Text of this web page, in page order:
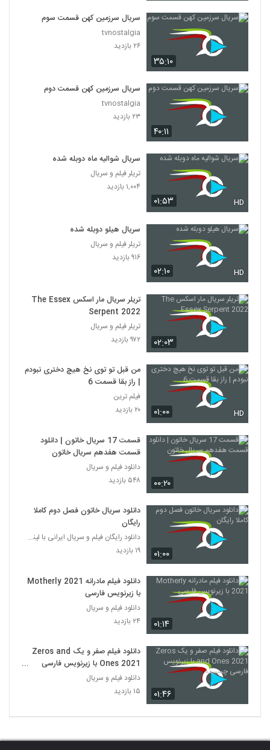
۳۵:۱۰
سریال سرزمین کهن قسمت سوم
tvnostalgia
۲۶ بازدید
۴۰:۱۱
سریال سرزمین کهن قسمت دوم
tvnostalgia
۲۳ بازدید
۰۱:۵۳ HD
سریال شوالیه ماه دوبله شده
تریلر فیلم و سریال
۱,۰۰۴ بازدید
۰۲:۱۰ HD
سریال هیلو دوبله شده
تریلر فیلم و سریال
۹۱۶ بازدید
۰۲:۰۳
تریلر سریال مار اسکس The Essex
Serpent 2022
تریلر فیلم و سریال
۹۷۲ بازدید
۰۱:۰۰ HD
من قبل تو توی نخ هیچ دختری نبودم
| راز بقا قسمت 6
فیلم ترین
۲۰ بازدید
۰۰:۲۰
قسمت 17 سریال خاتون | دانلود
قسمت هفدهم سریال خاتون
دانلود فیلم و سریال
۵۴۸ بازدید
۰۱:۰۰
دانلود سریال خاتون فصل دوم کاملا
رایگان
دانلود رایگان فیلم و سریال ایرانی با لینک مستقیم
۱۹ بازدید
۰۱:۱۴
دانلود فیلم مادرانه Motherly 2021
با زیرنویس فارسی
دانلود فیلم و سریال
۲۴ بازدید
۰۱:۴۶
دانلود فیلم صفر و یک Zeros and
Ones 2021 با زیرنویس فارسی
چسبیده
دانلود فیلم و سریال
۱۵ بازدید